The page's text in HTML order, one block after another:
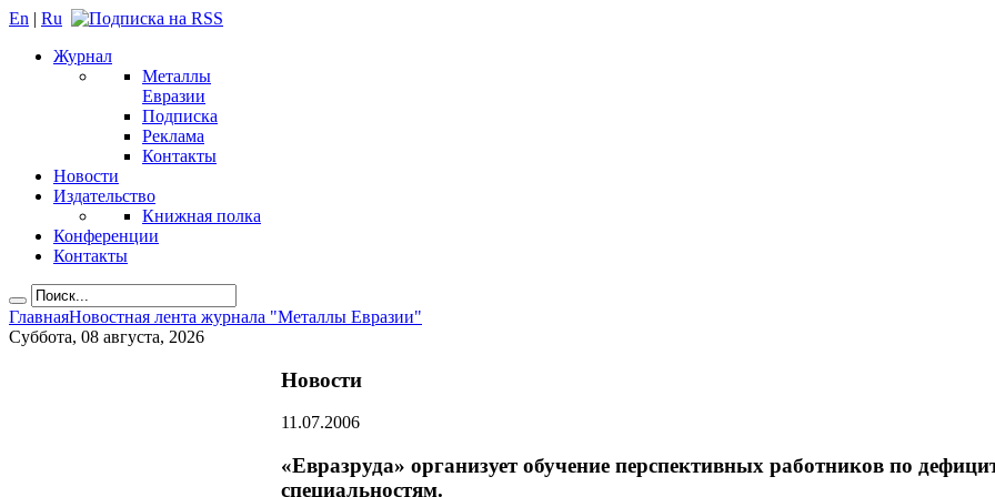
En | Ru
Журнал
Металлы
Евразии
Подписка
Реклама
Контакты
Новости
Издательство
Книжная полка
Конференции
Контакты
ГлавнаяНовостная лента журнала "Металлы Евразии"
Суббота, 08 августа, 2026
Новости
11.07.2006
«Евразруда» организует обучение перспективных работников по
специальностям.